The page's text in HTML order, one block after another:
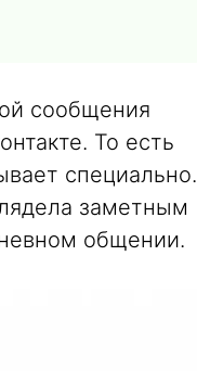
сообщения
То есть
специально.
заметным
общении.